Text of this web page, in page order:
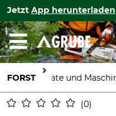
Jetzt App herunterladen
FORST Geräte und
0